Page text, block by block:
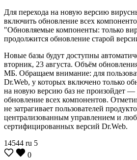
Для перехода на новую версию
включить обновление всех
"Обновляемые компоненты: только
продолжится обновление старой
Новые базы будут доступны
вторник, 23 августа. Объём
МБ. Обращаем внимание: для
Dr.Web, у которых включено только
на новую версию баз не произойдет
обновление всех компонентов.
не затрагивает пользователей
централизованным управлением и
сертифицированных версий Dr.Web.
14544 ru 5
0